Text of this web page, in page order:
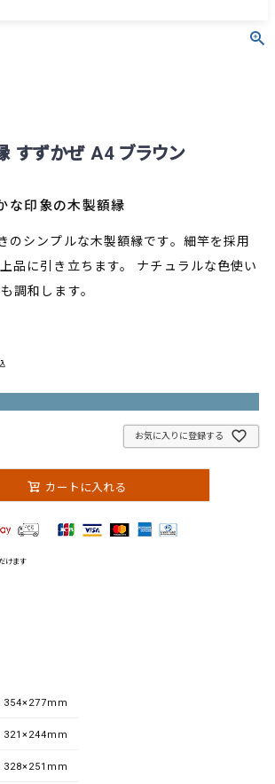
すずかぜ A4 ブラウン
な印象の木製額縁
のシンプルな木製額縁です。細竿を採用
品に引き立ちます。 ナチュラルな色使い
調和します。
お気に入りに登録する
カートに入れる
けます
354×277mm
321×244mm
328×251mm